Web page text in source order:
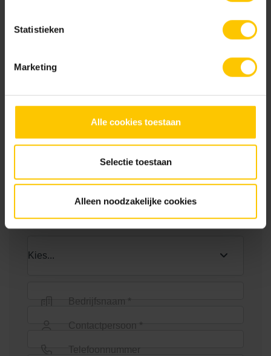
Statistieken
Marketing
Alle cookies toestaan
Selectie toestaan
Alleen noodzakelijke cookies
Euroline eindplaat met
zijuitloop
Euroline eindplaat zijuitloop
Euroline goot 100cm
Euroline goot 1000mm +
Neem contact op
Wie ben jij? *
Bedrijfsnaam *
Contactpersoon *
Telefoonnummer